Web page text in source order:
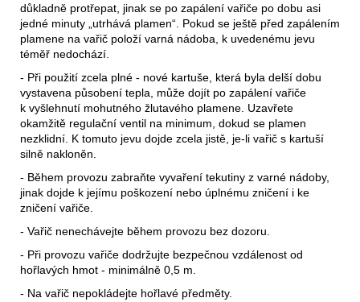
důkladně protřepat, jinak se po zapálení vařiče po dobu asi
jedné minuty „utrhává plamen“. Pokud se ještě před zapálením
plamene na vařič položí varná nádoba, k uvedenému jevu
téměř nedochází.
- Při použití zcela plné - nové kartuše, která byla delší dobu
vystavena působení tepla, může dojít po zapálení vařiče
k vyšlehnutí mohutného žlutavého plamene. Uzavřete
okamžitě regulační ventil na minimum, dokud se plamen
nezklidní. K tomuto jevu dojde zcela jistě, je-li vařič s kartuší
silně nakloněn.
- Během provozu zabraňte vyvaření tekutiny z varné nádoby,
jinak dojde k jejímu poškození nebo úplnému zničení i ke
zničení vařiče.
- Vařič nenechávejte během provozu bez dozoru.
- Při provozu vařiče dodržujte bezpečnou vzdálenost od
hořlavých hmot - minimálně 0,5 m.
- Na vařič nepokládejte hořlavé předměty.